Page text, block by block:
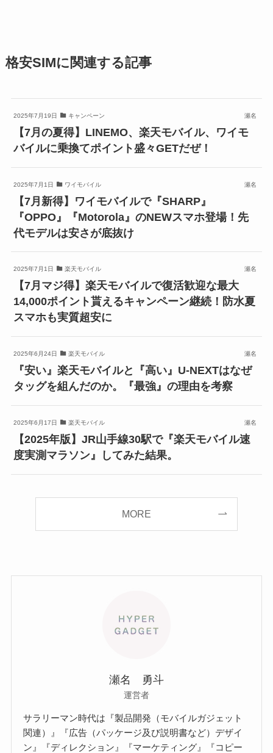
格安SIMに関連する記事
2025年7月19日 キャンペーン 瀬名
【7月の夏得】LINEMO、楽天モバイル、ワイモ
バイルに乗換てポイント盛々GETだぜ！
2025年7月1日 ワイモバイル 瀬名
【7月新得】ワイモバイルで『SHARP』
『OPPO』『Motorola』のNEWスマホ登場！先
代モデルは安さが底抜け
2025年7月1日 楽天モバイル 瀬名
【7月マジ得】楽天モバイルで復活歓迎な最大
14,000ポイント貰えるキャンペーン継続！防水夏
スマホも実質超安に
2025年6月24日 楽天モバイル 瀬名
『安い』楽天モバイルと『高い』U-NEXTはなぜ
タッグを組んだのか。『最強』の理由を考察
2025年6月17日 楽天モバイル 瀬名
【2025年版】JR山手線30駅で『楽天モバイル速
度実測マラソン』してみた結果。
MORE
瀬名 勇斗
運営者
サラリーマン時代は『製品開発（モバイルガジェット
関連）』『広告（パッケージ及び説明書など）デザイ
ン』『ディレクション』『マーケティング』『コピー